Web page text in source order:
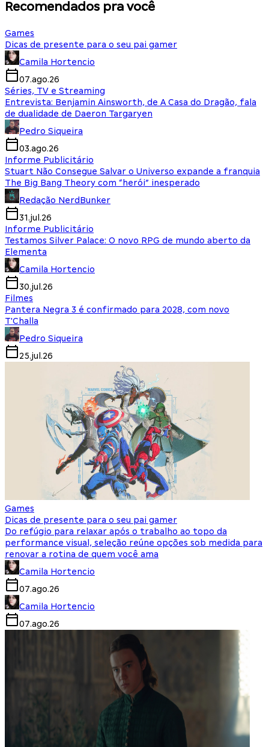
Recomendados pra você
Games
Dicas de presente para o seu pai gamer
Camila Hortencio
07.ago.26
Séries, TV e Streaming
Entrevista: Benjamin Ainsworth, de A Casa do Dragão, fala
de dualidade de Daeron Targaryen
Pedro Siqueira
03.ago.26
Informe Publicitário
Stuart Não Consegue Salvar o Universo expande a franquia
The Big Bang Theory com “herói” inesperado
Redação NerdBunker
31.jul.26
Informe Publicitário
Testamos Silver Palace: O novo RPG de mundo aberto da
Elementa
Camila Hortencio
30.jul.26
Filmes
Pantera Negra 3 é confirmado para 2028, com novo
T'Challa
Pedro Siqueira
25.jul.26
Games
Dicas de presente para o seu pai gamer
Do refúgio para relaxar após o trabalho ao topo da
performance visual, seleção reúne opções sob medida para
renovar a rotina de quem você ama
Camila Hortencio
07.ago.26
Camila Hortencio
07.ago.26